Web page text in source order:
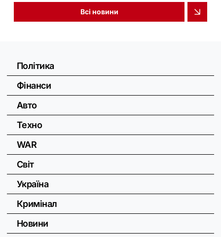
Всі новини
Політика
Фінанси
Авто
Техно
WAR
Світ
Україна
Кримінал
Новини